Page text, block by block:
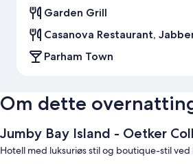
Garden Grill
Casanova Restaurant,
Parham Town
Om dette
Jumby Bay Island - Oetker
Hotell med luksuriøs stil og boutique-stil ved